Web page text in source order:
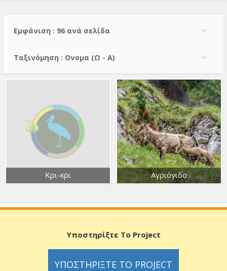
Εμφάνιση : 96 ανά σελίδα
Тαξινόμηση : Ονομα (Ω - Α)
Κρι-κρι Αγριόγιδο
Υποστηρίξτε Το Project
ΥΠΟΣΤΗΡΊΞΤΕ ΤΟ PROJECT